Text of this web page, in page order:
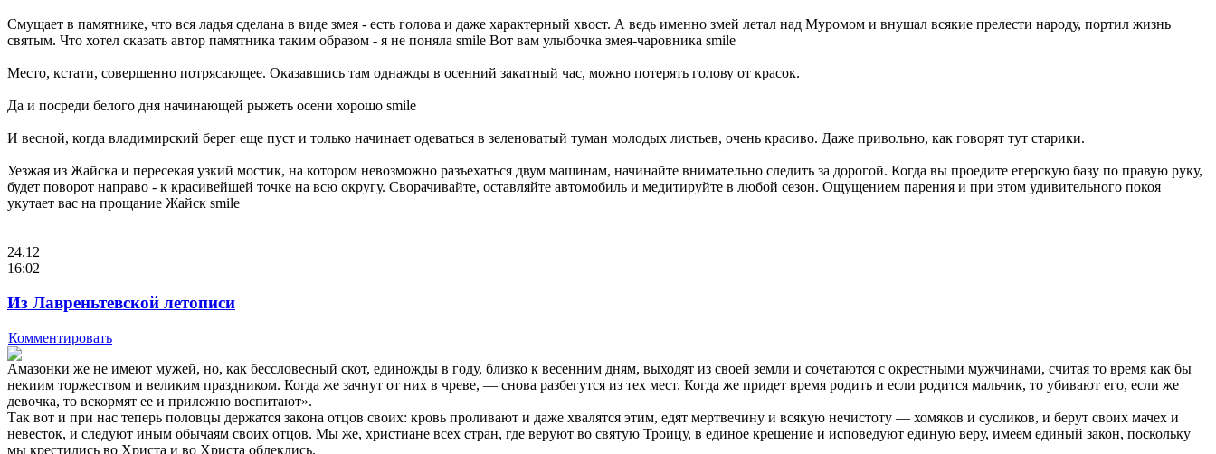
Смущает в памятнике, что вся ладья сделана в виде змея - есть голова и даже характерный хвост. А ведь именно змей летал над Муромом и внушал всякие прелести народу, портил жизнь
святым. Что хотел сказать автор памятника таким образом - я не поняла smile Вот вам улыбочка змея-чаровника smile
Место, кстати, совершенно потрясающее. Оказавшись там однажды в осенний закатный час, можно потерять голову от красок.
Да и посреди белого дня начинающей рыжеть осени хорошо smile
И весной, когда владимирский берег еще пуст и только начинает одеваться в зеленоватый туман молодых листьев, очень красиво. Даже привольно, как говорят тут старики.
Уезжая из Жайска и пересекая узкий мостик, на котором невозможно разъехаться двум машинам, начинайте внимательно следить за дорогой. Когда вы проедите егерскую базу по правую руку,
будет поворот направо - к красивейшей точке на всю округу. Сворачивайте, оставляйте автомобиль и медитируйте в любой сезон. Ощущением парения и при этом удивительного покоя
укутает вас на прощание Жайск smile
24.12
16:02
Из Лавреньтевской летописи
Комментировать
Амазонки же не имеют мужей, но, как бессловесный скот, единожды в году, близко к весенним дням, выходят из своей земли и сочетаются с окрестными мужчинами, считая то время как бы
некиим торжеством и великим праздником. Когда же зачнут от них в чреве, — снова разбегутся из тех мест. Когда же придет время родить и если родится мальчик, то убивают его, если же
девочка, то вскормят ее и прилежно воспитают».
Так вот и при нас теперь половцы держатся закона отцов своих: кровь проливают и даже хвалятся этим, едят мертвечину и всякую нечистоту — хомяков и сусликов, и берут своих мачех и
невесток, и следуют иным обычаям своих отцов. Мы же, христиане всех стран, где веруют во святую Троицу, в единое крещение и исповедуют единую веру, имеем единый закон, поскольку
мы крестились во Христа и во Христа облеклись.